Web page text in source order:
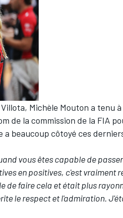
Michèle Mouton a tenu
de la commission de la FIA
a beaucoup côtoyé ces
vous êtes capable de
en positives, c'est vraiment
de faire cela et était plus
le respect et l'admiration.